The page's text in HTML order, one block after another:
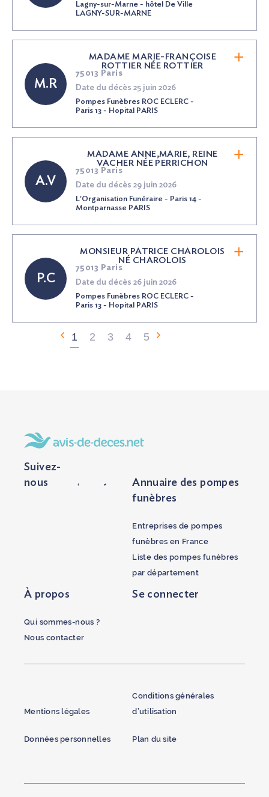
Lagny-sur-Marne - hôtel De Ville
LAGNY-SUR-MARNE
M.R
MADAME MARIE-FRANÇOISE
ROTTIER NÉE ROTTIER
75013 Paris
Date du décès 25 juin 2026
Pompes Funèbres ROC ECLERC -
Paris 13 - Hopital PARIS
A.V
MADAME ANNE,MARIE, REINE
VACHER NÉE PERRICHON
75013 Paris
Date du décès 29 juin 2026
L'Organisation Funéraire - Paris 14 -
Montparnasse PARIS
P.C
MONSIEUR PATRICE CHAROLOIS
NÉ CHAROLOIS
75013 Paris
Date du décès 26 juin 2026
Pompes Funèbres ROC ECLERC -
Paris 13 - Hopital PARIS
1 2 3 4 5
Suivez-
nous
Annuaire des pompes
funèbres
Entreprises de pompes
funèbres en France
Liste des pompes funèbres
par département
À propos
Qui sommes-nous ?
Nous contacter
Se connecter
Mentions légales
Conditions générales
d’utilisation
Données personnelles Plan du site